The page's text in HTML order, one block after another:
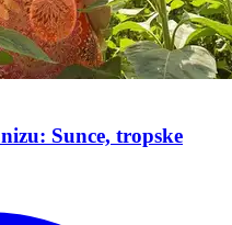
Sunce, tropske